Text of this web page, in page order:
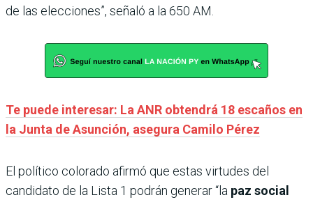
de las elecciones”, señaló a la 650 AM.
Te puede interesar: La ANR obtendrá 18 escaños en
la Junta de Asunción, asegura Camilo Pérez
El político colorado afirmó que estas virtudes del
candidato de la Lista 1 podrán generar “la paz social